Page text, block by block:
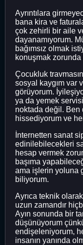
Ayrıntılara
bana kira ve
çok zehirli bir aile
dayanamıyorum.
bağımsız olmak
konuşmak zorunda
Çocukluk
sosyal kaygım var
görüyorum.
ya da yemek
noktada değil. Ben
hissediyorum ve
İnternetten sanat
edinilebilecekleri
hesap vermek
başıma
ama işlerin yoluna
biliyorum.
Ayrıca teknik
uzun zamandır
Ayın sonunda bir
düşünüyorum
endişeleniyorum,
insanın yanında